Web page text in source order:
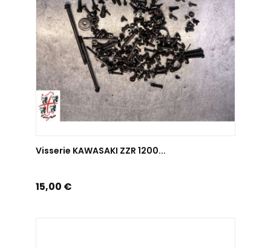
Visserie KAWASAKI ZZR 1200...
Prix
15,00 €